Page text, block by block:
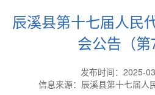
辰溪县第十七届人民
会公告（第
发布时间：2025-
信息来源：辰溪县第十七届人